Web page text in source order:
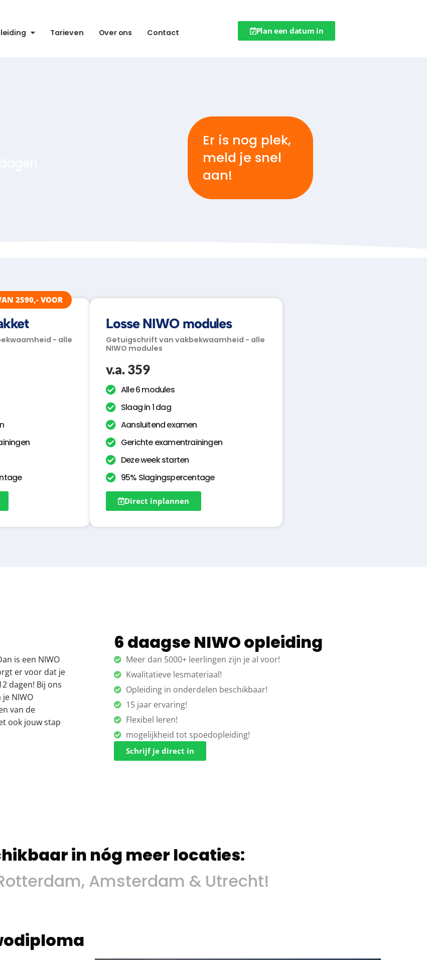
Tarieven Over ons Contact Plan een datum in
Er is nog plek,
meld je snel
aan!
- alle
2590,- VOOR
Losse NIWO modules
Getuigschrift van vakbekwaamheid - alle
NIWO modules
v.a. 359
Alle 6 modules
Slaag in 1 dag
Aansluitend examen
Gerichte examentrainingen
Deze week starten
95% Slagingspercentage
Direct inplannen
is een NIWO
er voor dat je
dagen! Bij ons
NIWO
van de
ook jouw stap
6 daagse NIWO opleiding
Meer dan 5000+ leerlingen zijn je al voor!
Kwalitatieve lesmateriaal!
Opleiding in onderdelen beschikbaar!
15 jaar ervaring!
Flexibel leren!
mogelijkheid tot spoedopleiding!
Schrijf je direct in
in nóg meer locaties:
Amsterdam & Utrecht!